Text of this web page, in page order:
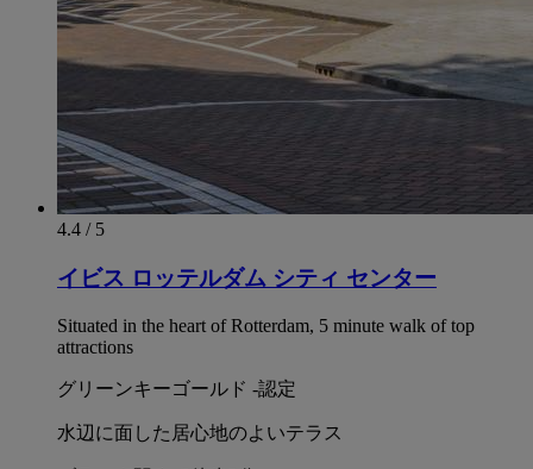
10 minutes from the main ports of Rotterdam Harbour
15 minutes to Rotterdam The Hague Airport
Private parking on hotel grounds
Early check-in and late check-out optional
24/7 reception at your service